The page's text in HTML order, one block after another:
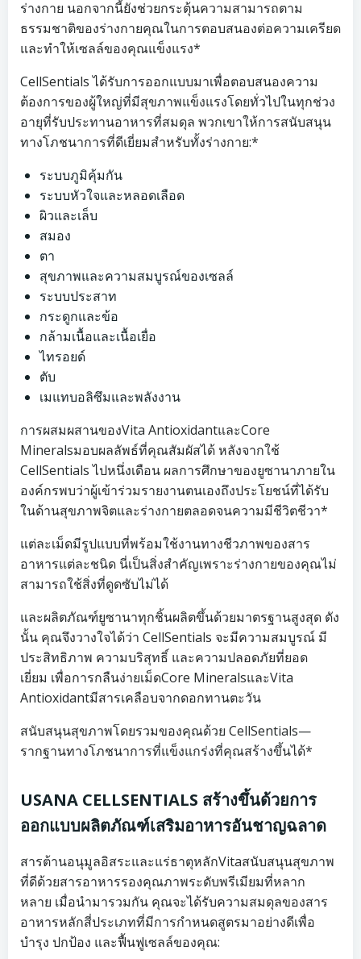
ร่างกาย นอกจากนี้ยังช่วยกระตุ้นความสามารถตาม
ธรรมชาติของร่างกายคุณในการตอบสนองต่อความเครียด
และทำให้เซลล์ของคุณแข็งแรง*
CellSentials ได้รับการออกแบบมาเพื่อตอบสนองความ
ต้องการของผู้ใหญ่ที่มีสุขภาพแข็งแรงโดยทั่วไปในทุกช่วง
อายุที่รับประทานอาหารที่สมดุล พวกเขาให้การสนับสนุน
ทางโภชนาการที่ดีเยี่ยมสำหรับทั้งร่างกาย:*
ระบบภูมิคุ้มกัน
ระบบหัวใจและหลอดเลือด
ผิวและเล็บ
สมอง
ตา
สุขภาพและความสมบูรณ์ของเซลล์
ระบบประสาท
กระดูกและข้อ
กล้ามเนื้อและเนื้อเยื่อ
ไทรอยด์
ตับ
เมแทบอลิซึมและพลังงาน
การผสมผสานของVita AntioxidantและCore
Mineralsมอบผลลัพธ์ที่คุณสัมผัสได้ หลังจากใช้
CellSentials ไปหนึ่งเดือน ผลการศึกษาของยูซานาภายใน
องค์กรพบว่าผู้เข้าร่วมรายงานตนเองถึงประโยชน์ที่ได้รับ
ในด้านสุขภาพจิตและร่างกายตลอดจนความมีชีวิตชีวา*
แต่ละเม็ดมีรูปแบบที่พร้อมใช้งานทางชีวภาพของสาร
อาหารแต่ละชนิด นี่เป็นสิ่งสำคัญเพราะร่างกายของคุณไม่
สามารถใช้สิ่งที่ดูดซับไม่ได้
และผลิตภัณฑ์ยูซานาทุกชิ้นผลิตขึ้นด้วยมาตรฐานสูงสุด ดัง
นั้น คุณจึงวางใจได้ว่า CellSentials จะมีความสมบูรณ์ มี
ประสิทธิภาพ ความบริสุทธิ์ และความปลอดภัยที่ยอด
เยี่ยม เพื่อการกลืนง่ายเม็ดCore MineralsและVita
Antioxidantมีสารเคลือบจากดอกทานตะวัน
สนับสนุนสุขภาพโดยรวมของคุณด้วย CellSentials—
รากฐานทางโภชนาการที่แข็งแกร่งที่คุณสร้างขึ้นได้*
USANA CELLSENTIALS สร้างขึ้นด้วยการ
ออกแบบผลิตภัณฑ์เสริมอาหารอันชาญฉลาด
สารต้านอนุมูลอิสระและแร่ธาตุหลักVitaสนับสนุนสุขภาพ
ที่ดีด้วยสารอาหารรองคุณภาพระดับพรีเมียมที่หลาก
หลาย เมื่อนำมารวมกัน คุณจะได้รับความสมดุลของสาร
อาหารหลักสี่ประเภทที่มีการกำหนดสูตรมาอย่างดีเพื่อ
บำรุง ปกป้อง และฟื้นฟูเซลล์ของคุณ: